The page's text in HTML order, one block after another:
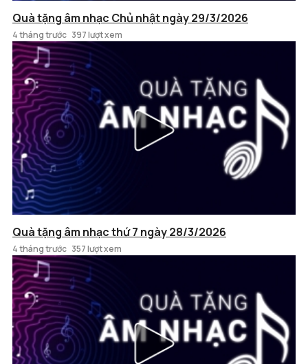
Quà tặng âm nhạc Chủ nhật ngày 29/3/2026
4 tháng trước 397 lượt xem
Quà tặng âm nhạc thứ 7 ngày 28/3/2026
4 tháng trước 357 lượt xem